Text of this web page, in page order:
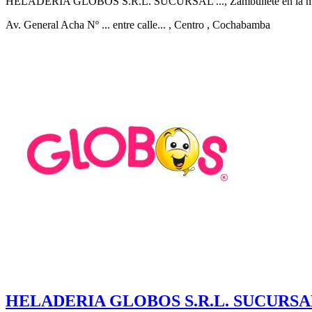
Av. General Acha Nº ... entre calle... , Centro , Cochabamba
HELADERIA GLOBOS S.R.L.